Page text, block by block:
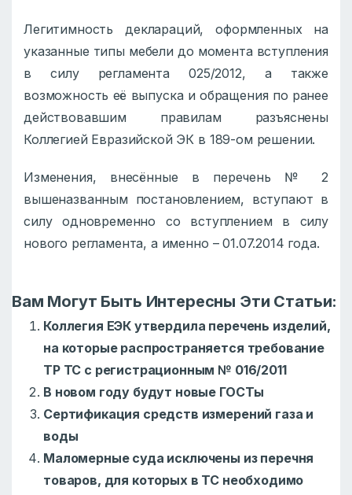
Легитимность деклараций, оформленных на
указанные типы мебели до момента вступления
в силу регламента 025/2012, а также
возможность её выпуска и обращения по ранее
действовавшим правилам разъяснены
Коллегией Евразийской ЭК в 189-ом решении.
Изменения, внесённые в перечень № 2
вышеназванным постановлением, вступают в
силу одновременно со вступлением в силу
нового регламента, а именно – 01.07.2014 года.
Вам Могут Быть Интересны Эти Статьи:
Коллегия ЕЭК утвердила перечень изделий,
на которые распространяется требование
ТР ТС с регистрационным № 016/2011
В новом году будут новые ГОСТы
Сертификация средств измерений газа и
воды
Маломерные суда исключены из перечня
товаров, для которых в ТС необходимо